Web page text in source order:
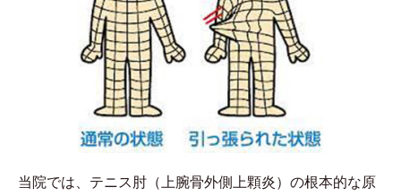
当院では、テニス肘（上腕骨外側上顆炎）の根本的な原